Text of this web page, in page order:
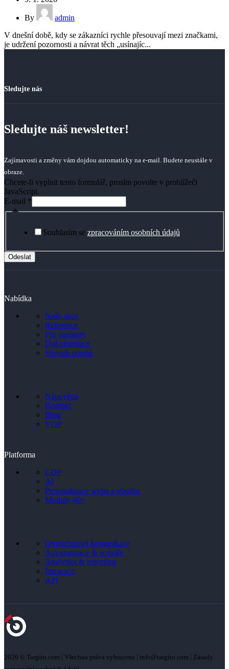
By
admin
V dnešní době, kdy se zákazníci rychle přesouvají mezi značkami,
je udržení pozornosti a návrat těch „usínajíc...
Sledujte nás
Sledujte náš newsletter!
Zajímavosti a změny vám dojdou automaticky na e-mail. Budete neustále v
obraze.
Chcete-li vyplnit tento formulář, prosím povolte v prohlížeči
JavaScript.
E-mail *
*
Souhlasím se zpracováním osobních údajů
Odeslat
Nabídka
Naše akce
Reference
Pro agentury
Dokumentace
Slovník pojmů
Nápověda
Kontakt
Blog
VOP
Platforma
CDP
AI
Personalizace webu a obsahu
Moduly 40+
Omnichannel komunikace
Automatizace & scénáře
Analytika & reporting
Integrace
API
2026 © Targito.com | Všechna práva vyhrazena | info@targito.com | Zásady